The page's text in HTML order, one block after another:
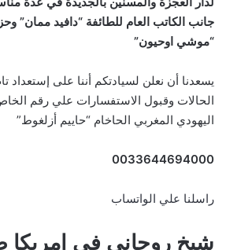
جانب الكاتب العام للطائفة “دافيد ممان”
“موشي اوحيون”
يسعدنا أن نعلن لسيادتكم أننا على
الحالات وقبول الاستفسارات علي رقم
اليهودي المغربي الحاخام “حاييم أزلغوط”
0033644694000
راسلنا علي الواتساب
شيخ روحاني في امريكا